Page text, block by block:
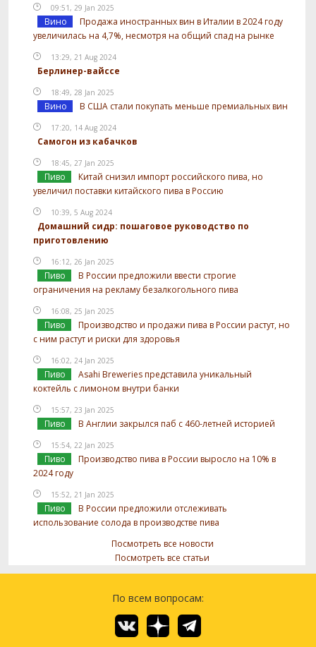
09:51, 29 Jan 2025
Вино
Продажа иностранных вин в Италии в 2024 году
увеличилась на 4,7%, несмотря на общий спад на рынке
13:29, 21 Aug 2024
Берлинер-вайссе
18:49, 28 Jan 2025
Вино В США стали покупать меньше премиальных вин
17:20, 14 Aug 2024
Самогон из кабачков
18:45, 27 Jan 2025
Пиво
Китай снизил импорт российского пива, но
увеличил поставки китайского пива в Россию
10:39, 5 Aug 2024
Домашний сидр: пошаговое руководство по
приготовлению
16:12, 26 Jan 2025
Пиво
В России предложили ввести строгие
ограничения на рекламу безалкогольного пива
16:08, 25 Jan 2025
Пиво
Производство и продажи пива в России растут, но
с ним растут и риски для здоровья
16:02, 24 Jan 2025
Пиво
Asahi Breweries представила уникальный
коктейль с лимоном внутри банки
15:57, 23 Jan 2025
Пиво В Англии закрылся паб с 460-летней историей
15:54, 22 Jan 2025
Пиво
Производство пива в России выросло на 10% в
2024 году
15:52, 21 Jan 2025
Пиво
В России предложили отслеживать
использование солода в производстве пива
Посмотреть все новости
Посмотреть все статьи
По всем вопросам: